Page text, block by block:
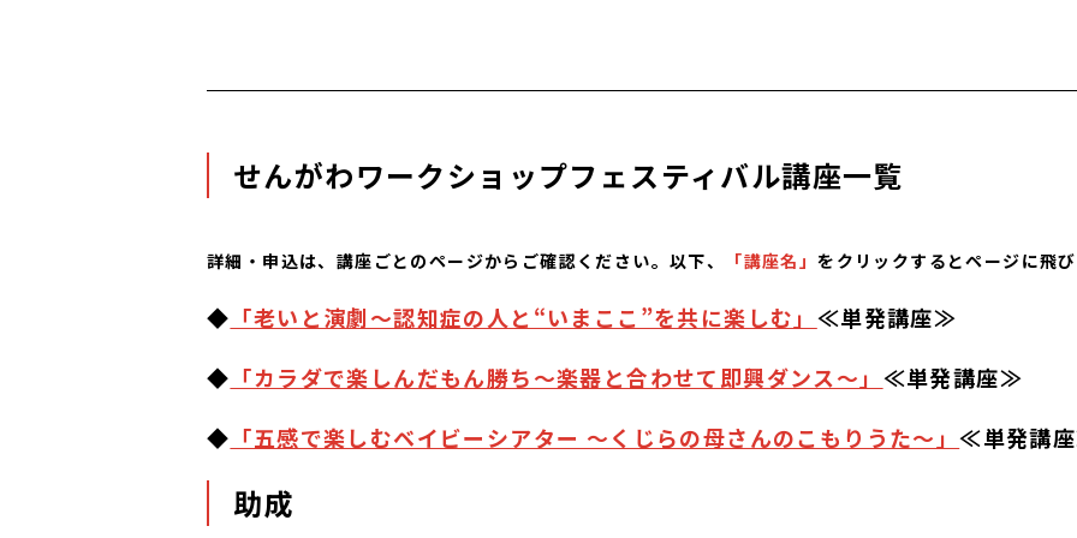
せんがわワークショップフェスティバル講座一覧
詳細・申込は、講座ごとのページからご確認ください。以下、 「講座名」をクリックするとページに飛び
◆ 「老いと演劇～認知症の人と“いまここ”を共に楽しむ」 ≪単発講座≫
◆ 「カラダで楽しんだもん勝ち～楽器と合わせて即興ダンス～」 ≪単発講座≫
◆ 「五感で楽しむベイビーシアター ～くじらの母さんのこもりうた～」≪単発講
助成